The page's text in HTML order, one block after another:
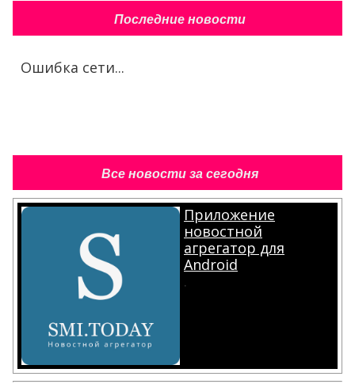
Последние новости
Ошибка сети...
Все новости за сегодня
Приложение
новостной
агрегатор для
Android
.